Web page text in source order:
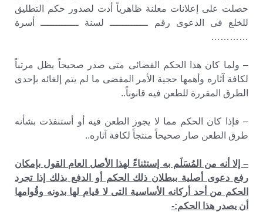
حصلت على إعلانات معلنة ظاهرياً أدت لصدور حكم التطليق
للخلع فى الدعوى رقم ـــــــــــــ لسنة ـــــــــــــ أسرة
…………
– ولما كان هذا الحكم القضائى متى صدر صحيحاً يظل مرتباً
لكافة آثاره وأهمها حجية الأمر المقضى ما لم يتم إلغائه بإحدى
الطرق المقررة للطعن فيه قانوناً..
– فإذا كان الحكم مما لا يجوز الطعن فيه أو أستنفذت بشأنه
طرق الطعن صار صحيحاً منتجاً لكافة آثاره..
– إلا أنه من المُسَلَم به إستثناءً لهذا الأصل العام القول بإمكان
رفع دعوى أصلية ببطلان ذلك الحكم أو الدفع بذلك إذا تجرد
الحكم من أحد أركانه الأساسية التى لا قيام لها بدونه وقُوامها
أن يصدر هذا الحكم:-